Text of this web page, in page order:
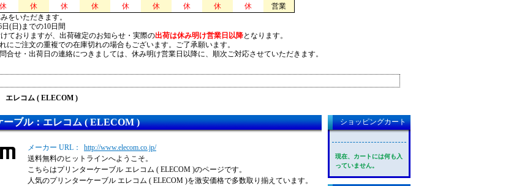
休 休 休 休 休 休 休 休 休
営業
をいただきます。
日(日)までの10日間
ておりますが、出荷確定のお知らせ・実際の出荷は休み明け営業日以降となります。
ご注文の重複での在庫切れの場合もございます。ご了承願います。
せ・出荷日の連絡につきましては、休み明け営業日以降に、順次ご対応させていただきます。
エレコム ( ELECOM )
ーブル：エレコム ( ELECOM )
メーカー URL：
http://www.elecom.co.jp/
送料無料のヒットラインへようこそ。
こちらはプリンターケーブル エレコム ( ELECOM )のページです。
人気のプリンターケーブル エレコム ( ELECOM )を激安価格で多数取り揃えています。
ショッピングカート
現在、カートには何も入
っていません。